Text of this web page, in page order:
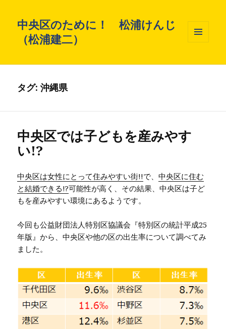
中央区のために！ 松浦けんじ
（松浦建二）
ィジェ
タグ: 沖縄県
中央区では子どもを産みやす
い!?
中央区は女性にとって住みやすい街!!で、中央区に住む
と結婚できる!?可能性が高く、その結果、中央区は子ど
もを産みやすい環境にあるようです。
今回も公益財団法人特別区協議会『特別区の統計平成25
年版』から、中央区や他の区の出生率について調べてみ
ました。